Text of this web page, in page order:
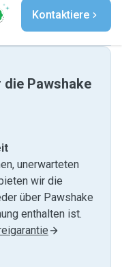
Kontaktiere
Pawshake
unerwarteten
wir die
über Pawshake
enthalten ist.